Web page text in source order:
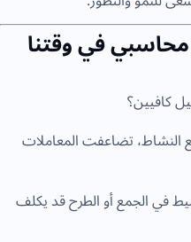
في وقتنا
كافيين؟
النشاط، تضاعفت المعاملات
في الجمع أو الطرح قد يكلف